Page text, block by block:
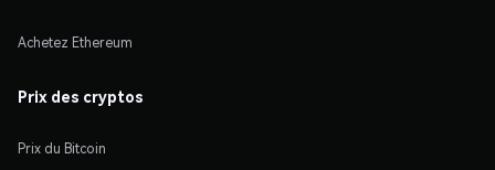
Achetez Ethereum
Prix des cryptos
Prix du Bitcoin